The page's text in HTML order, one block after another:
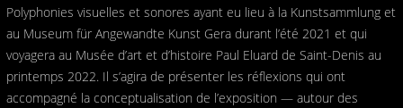
Polyphonies visuelles et sonores ayant eu lieu à la Kunstsammlung et
au Museum für Angewandte Kunst Gera durant l’été 2021 et qui
voyagera au Musée d’art et d’histoire Paul Eluard de Saint-Denis au
printemps 2022. Il s’agira de présenter les réflexions qui ont
accompagné la conceptualisation de l’exposition — autour des